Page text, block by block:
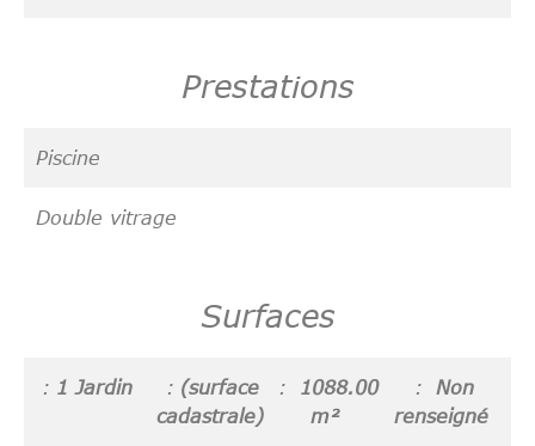
Prestations
Piscine
Double vitrage
Surfaces
1 Jardin
(surface
cadastrale)
1088.00
m²
Non
renseigné